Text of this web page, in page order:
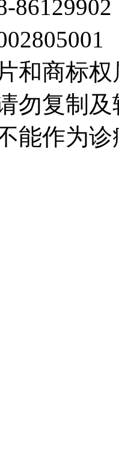
86129902
和商标
勿复制及
能作为